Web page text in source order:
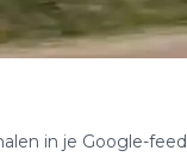
in je Google-feed